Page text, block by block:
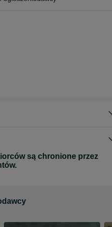
są chronione przez